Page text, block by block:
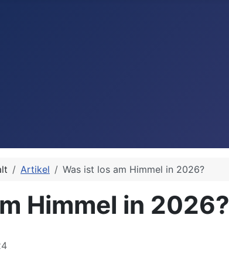
Artikel Was ist los am Himmel in 2026?
Himmel in 2026?